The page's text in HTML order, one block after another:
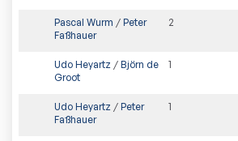
Pascal Wurm / Peter
Faßhauer
2
Udo Heyartz / Björn de
Groot
1
Udo Heyartz / Peter
Faßhauer
1